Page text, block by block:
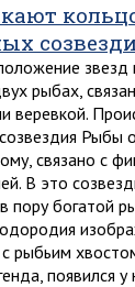
звезд
рыбах,
веревкой.
Рыбы
связано с
В это
пору богатой
рыбьим
появился